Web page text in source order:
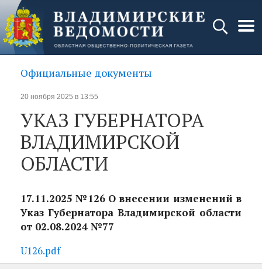
Официальные документы
20 ноября 2025 в 13:55
УКАЗ ГУБЕРНАТОРА
ВЛАДИМИРСКОЙ
ОБЛАСТИ
17.11.2025 №126 О внесении изменений в
Указ Губернатора Владимирской области
от 02.08.2024 №77
U126.pdf